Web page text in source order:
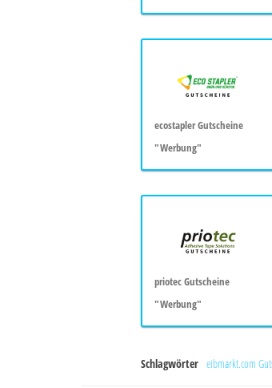
ecostapler Gutscheine
"Werbung"
priotec Gutscheine
"Werbung"
Schlagwörter eibmarkt.com